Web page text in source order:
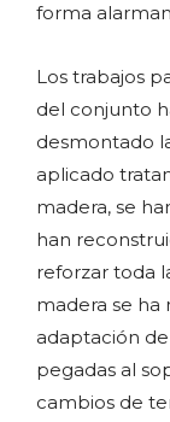
forma
Los trabajos
del conjunto
desmontado
aplicado
madera, se
han
reforzar toda
madera se ha
adaptación
pegadas al
cambios de